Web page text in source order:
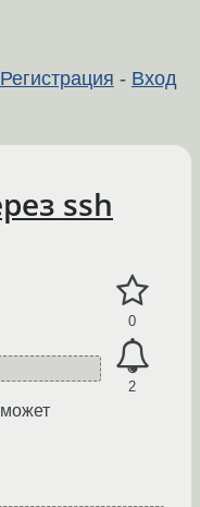
Регистрация - Вход
ssh
0
2